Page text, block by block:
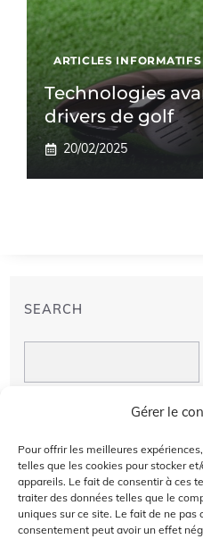
Gérer le
Pour offrir les meilleures
telles que les cookies pour stocker
appareils. Le fait de consentir à ces
traiter des données telles que le
uniques sur ce site. Le fait de ne pas
consentement peut avoir un effet
ARTICLES INFORMATIFS
Technologies
drivers de golf
20/02/2025
SEARCH
À PROPOS DE NOUS
AVIS DE NON-RESPONSABILITÉ